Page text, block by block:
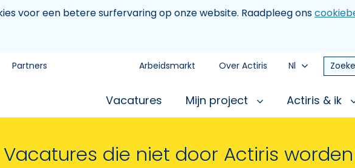
voor een betere surfervaring op onze website. Raadpleeg ons
Partners Arbeidsmarkt Over Actiris Nl
Vacatures Mijn project Actiris & ik
Vacatures die niet door Actiris